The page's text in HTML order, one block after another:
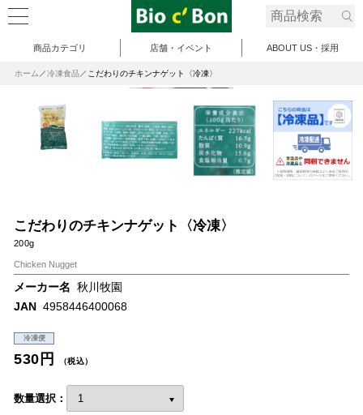
商品カテゴリ 店舗・イベント ABOUT US・採用
ホーム 冷凍食品 こだわりのチキンナゲット〈冷凍〉
こだわりのチキンナゲット〈冷凍〉
200g
Chicken Nugget
メーカー名 秋川牧園
JAN 4958446400068
冷凍便
530円 （税込）
数量選択：